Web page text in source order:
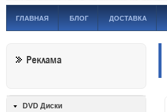
ГЛАВНАЯ БЛОГ ДОСТАВКА
Реклама
DVD Диски